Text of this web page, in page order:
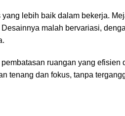
lebih baik dalam bekerja.
malah bervariasi,
ruangan yang efisien
tenang dan fokus, tanpa